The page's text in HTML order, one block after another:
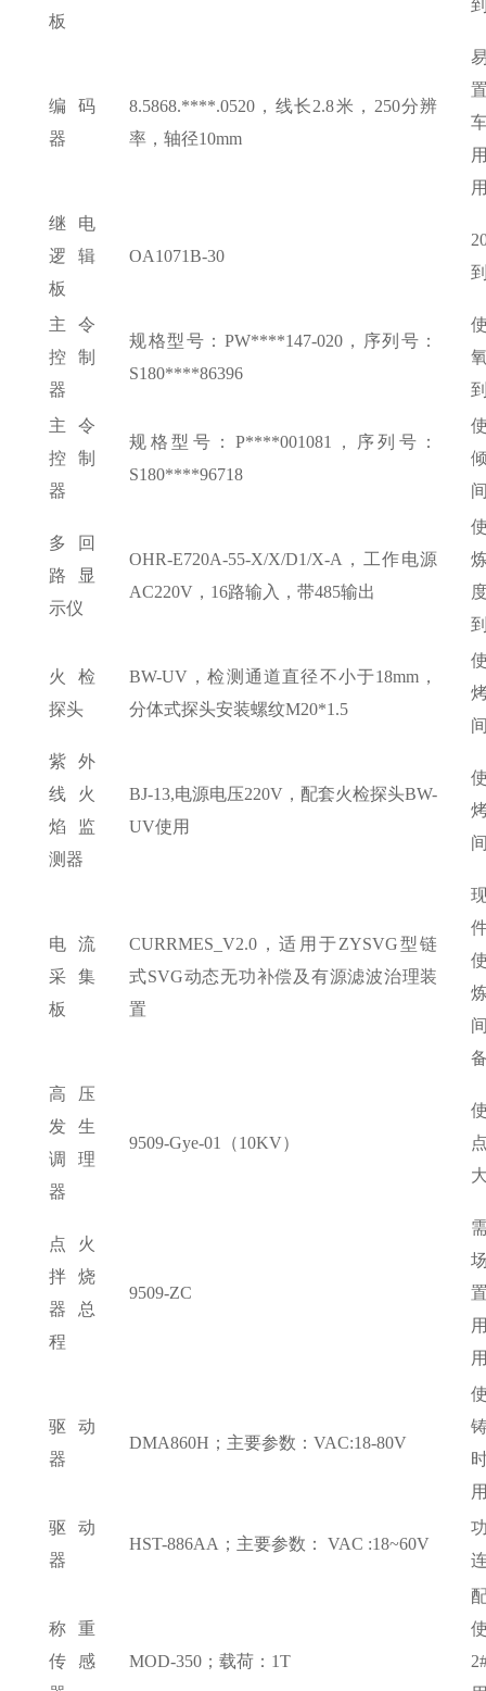
板
编码
器
8.5868.****.0520，线长2.8米，250分辨
率，轴径10mm
继电
逻辑
板
OA1071B-30
主令
控制
器
规格型号： PW****147-020，序列号：
S180****86396
主令
控制
器
规格型号： P****001081，序列号：
S180****96718
多回
路显
示仪
OHR-E720A-55-X/X/D1/X-A，工作电源
AC220V，16路输入，带485输出
火检
探头
BW-UV，检测通道直径不小于18mm，
分体式探头安装螺纹M20*1.5
紫外
线火
焰监
测器
BJ-13,电源电压220V，配套火检探头BW-
UV使用
电流
采集
板
CURRMES_V2.0，适用于ZYSVG型链
式SVG动态无功补偿及有源滤波治理装
置
高压
发生
调理
器
9509-Gye-01（10KV）
点火
拌烧
器总
程
9509-ZC
驱动
器
DMA860H；主要参数：VAC:18-80V
驱动
器
HST-886AA；主要参数： VAC :18~60V
称重
传感
MOD-350；载荷：1T